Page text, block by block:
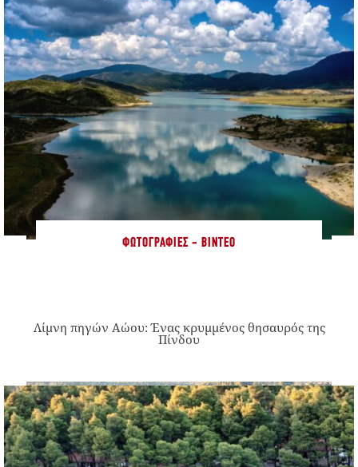
ΦΩΤΟΓΡΑΦΊΕΣ - ΒΊΝΤΕΟ
Λίμνη πηγών Αώου: Ένας κρυμμένος θησαυρός της
Πίνδου